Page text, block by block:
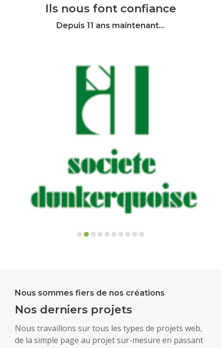
Ils nous font confiance
Depuis 11 ans maintenant...
Nous sommes fiers de nos créations
Nos derniers projets
Nous travaillons sur tous les types de projets web,
de la simple page au projet sur-mesure en passant